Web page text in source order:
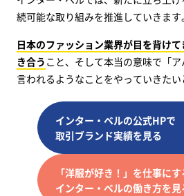
続可能な取り組みを推進していきます。
日本のファッション業界が目を背け
き合う こと、そして本当の意味で「
言われるようなことをやっていきたい
インター・ベルの公式HPで
取引ブランド実績を見る
「洋服が好き！」を仕事にす
インター・ベルの働き方を見